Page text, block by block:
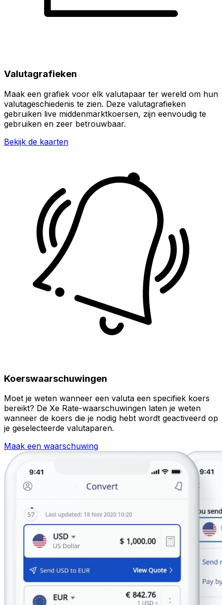
Valutagrafieken
Maak een grafiek voor elk valutapaar ter wereld om hun
valutageschiedenis te zien. Deze valutagrafieken
gebruiken live middenmarktkoersen, zijn eenvoudig te
gebruiken en zeer betrouwbaar.
Bekijk de kaarten
Koerswaarschuwingen
Moet je weten wanneer een valuta een specifiek koers
bereikt? De Xe Rate-waarschuwingen laten je weten
wanneer de koers die je nodig hebt wordt geactiveerd op
je geselecteerde valutaparen.
Maak een waarschuwing